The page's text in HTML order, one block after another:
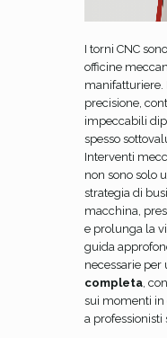
I torni CNC
officine
manifatturiere.
precisione,
impeccabili
spesso
Interventi
non sono solo
strategia di
macchina,
e prolunga la
guida
necessarie per
completa,
sui momenti in
a professionisti